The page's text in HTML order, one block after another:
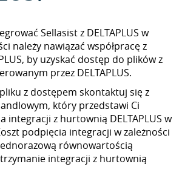
Sellasist z DELTAPLUS w
należy nawiązać współpracę z
by uzyskać dostęp do plików z
przez DELTAPLUS.
z dostępem skontaktuj się z
który przedstawi Ci
integracji z hurtownią DELTAPLUS w
podpięcia integracji w zależności
równowartością
integracji z hurtownią